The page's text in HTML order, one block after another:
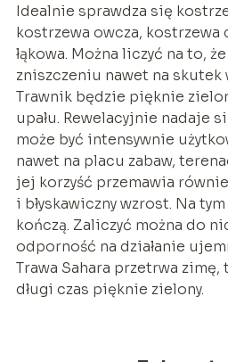
Idealnie sprawdza się
kostrzewa owcza, kostrzewa
łąkowa. Można liczyć na to,
zniszczeniu nawet na
Trawnik będzie pięknie
upału. Rewelacyjnie nadaje
może być intensywnie
nawet na placu zabaw,
jej korzyść przemawia
i błyskawiczny wzrost. Na
kończą. Zaliczyć można do
odporność na działanie
Trawa Sahara przetrwa
długi czas pięknie zielony.